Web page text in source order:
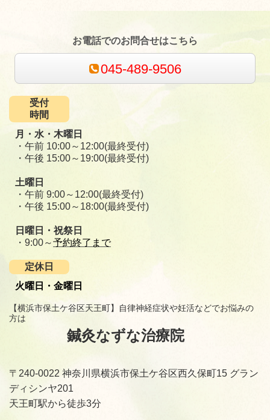
お電話でのお問合せはこちら
045-489-9506
受付
時間
月・水・木曜日
・午前 10:00～12:00(最終受付)
・午後 15:00～19:00(最終受付)
土曜日
・午前 9:00～12:00(最終受付)
・午後 15:00～18:00(最終受付)
日曜日・祝祭日
・9:00～予約終了まで
定休日
火曜日・金曜日
【横浜市保土ケ谷区天王町】自律神経症状や妊活などでお悩みの
方は
鍼灸なずな治療院
〒240-0022 神奈川県横浜市保土ケ谷区西久保町15 グラン
ディシンヤ201
天王町駅から徒歩3分